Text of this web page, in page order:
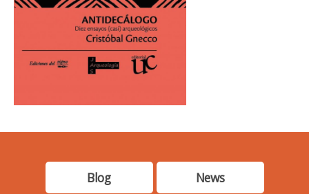
Blog News